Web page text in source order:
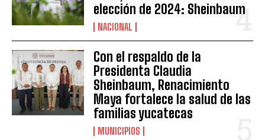
elección de 2024: Sheinbaum
NACIONAL
Con el respaldo de la
Presidenta Claudia
Sheinbaum, Renacimiento
Maya fortalece la salud de las
familias yucatecas
MUNICIPIOS